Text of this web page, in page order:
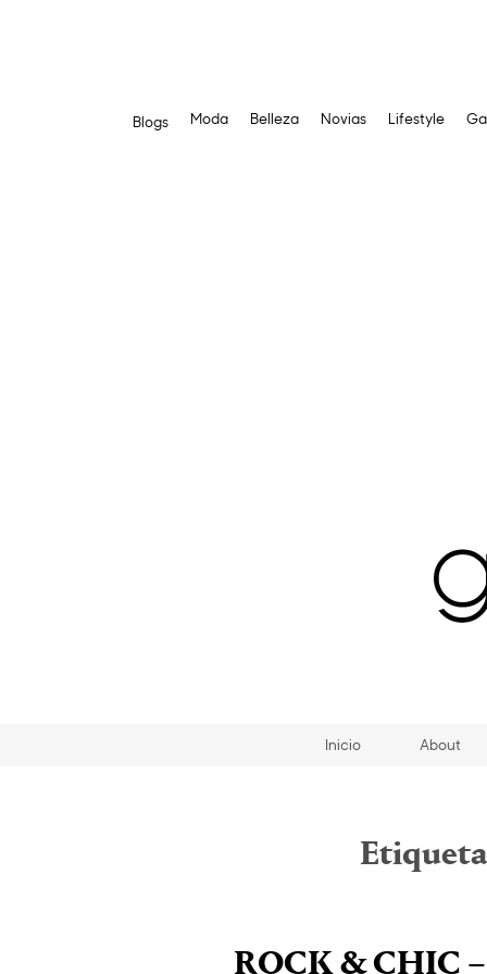
Blogs Moda Belleza Novias Lifestyle
Inicio About
ROCK & CHIC